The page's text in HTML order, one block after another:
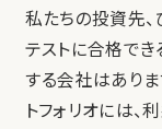
私たちの投資先
テストに合格で
する会社はありま
トフォリオには